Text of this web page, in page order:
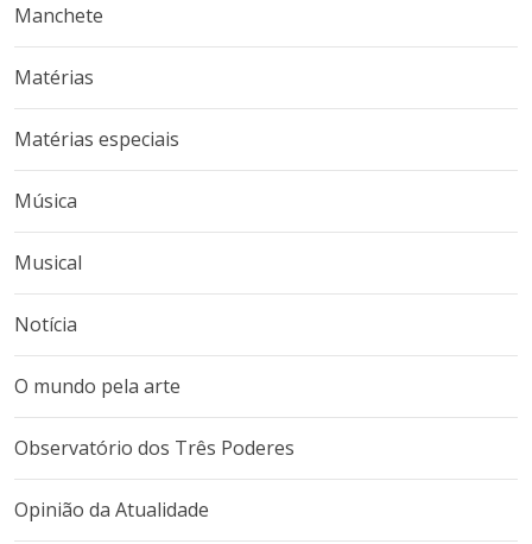
Manchete
Matérias
Matérias especiais
Música
Musical
Notícia
O mundo pela arte
Observatório dos Três Poderes
Opinião da Atualidade